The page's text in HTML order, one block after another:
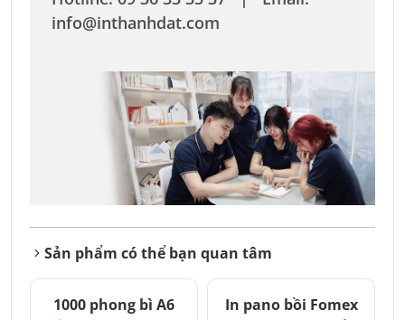
info@inthanhdat.com
Sản phẩm có thể bạn quan tâm
1000 phong bì A6 In pano bồi Fomex